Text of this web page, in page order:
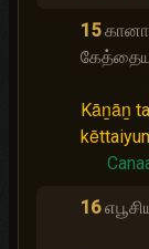
15
Kāṉāṉ
16